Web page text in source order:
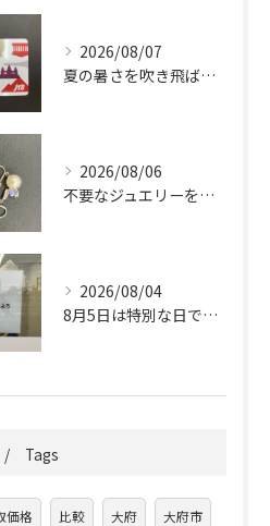
2026/08/07
夏の暑さを吹き飛ばしに来てください。
2026/08/06
不要なジュエリーを眠らせていませんか？
2026/08/04
8月5日は特別な日です。
Tags
価格 比較 大府 大府市